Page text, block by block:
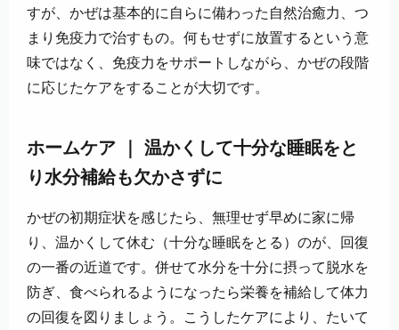
すが、かぜは基本的に自らに備わった自然治癒力、つ
まり免疫力で治すもの。何もせずに放置するという意
味ではなく、免疫力をサポートしながら、かぜの段階
に応じたケアをすることが大切です。
ホームケア ｜
温かくして十分な睡眠をと
り水分補給も欠かさずに
かぜの初期症状を感じたら、無理せず早めに家に帰
り、温かくして休む（十分な睡眠をとる）のが、回復
の一番の近道です。併せて水分を十分に摂って脱水を
防ぎ、食べられるようになったら栄養を補給して体力
の回復を図りましょう。こうしたケアにより、たいて